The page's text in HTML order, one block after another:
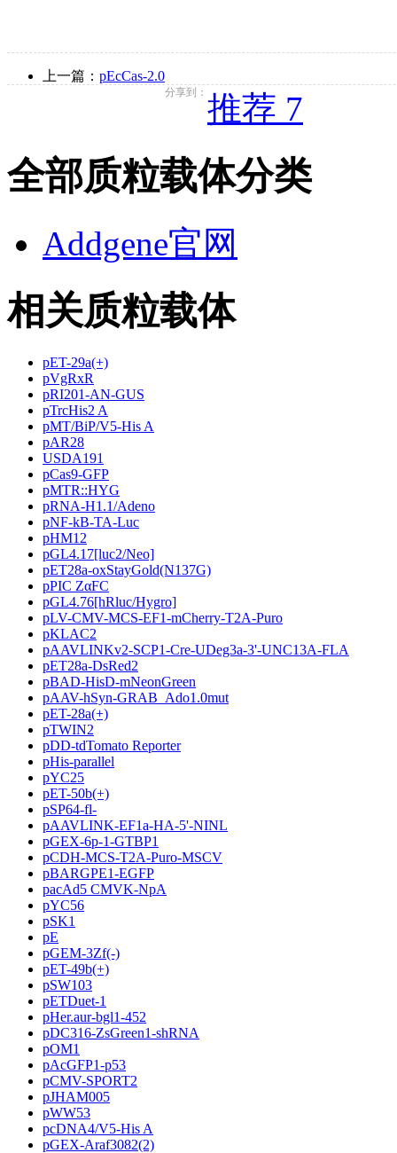
上一篇： pEcCas-2.0
分享到： 推荐 7
全部质粒载体分类
Addgene官网
相关质粒载体
pET-29a(+)
pVgRxR
pRI201-AN-GUS
pTrcHis2 A
pMT/BiP/V5-His A
pAR28
USDA191
pCas9-GFP
pMTR::HYG
pRNA-H1.1/Adeno
pNF-kB-TA-Luc
pHM12
pGL4.17[luc2/Neo]
pET28a-oxStayGold(N137G)
pPIC ZαFC
pGL4.76[hRluc/Hygro]
pLV-CMV-MCS-EF1-mCherry-T2A-Puro
pKLAC2
pAAVLINKv2-SCP1-Cre-UDeg3a-3'-UNC13A-FLA
pET28a-DsRed2
pBAD-HisD-mNeonGreen
pAAV-hSyn-GRAB_Ado1.0mut
pET-28a(+)
pTWIN2
pDD-tdTomato Reporter
pHis-parallel
pYC25
pET-50b(+)
pSP64-fl-
pAAVLINK-EF1a-HA-5'-NINL
pGEX-6p-1-GTBP1
pCDH-MCS-T2A-Puro-MSCV
pBARGPE1-EGFP
pacAd5 CMVK-NpA
pYC56
pSK1
pE
pGEM-3Zf(-)
pET-49b(+)
pSW103
pETDuet-1
pHer.aur-bgl1-452
pDC316-ZsGreen1-shRNA
pOM1
pAcGFP1-p53
pCMV-SPORT2
pJHAM005
pWW53
pcDNA4/V5-His A
pGEX-Araf3082(2)